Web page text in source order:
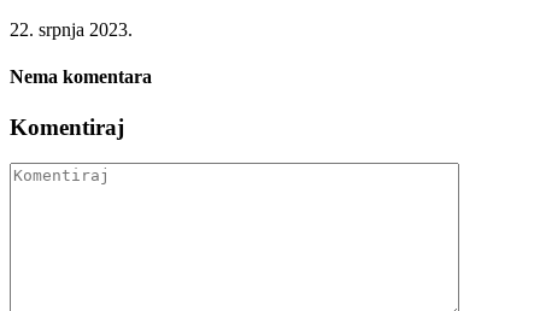
22. srpnja 2023.
Nema komentara
Komentiraj